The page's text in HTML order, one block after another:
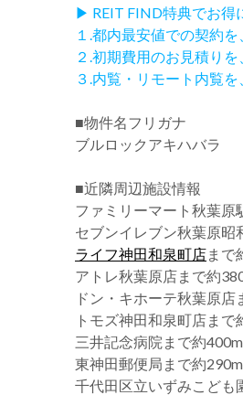
▶ REIT FIND特典でお得
１.都内最安値での契約を
２.初期費用のお見積りを
３.内覧・リモート内覧を
■物件名フリガナ
ブルロックアキハバラ
■近隣周辺施設情報
ファミリーマート秋葉原
セブンイレブン秋葉原昭
ライフ神田和泉町店まで
アトレ秋葉原店まで約
ドン・キホーテ秋葉原店
トモズ神田和泉町店まで
三井記念病院まで約400m
東神田郵便局まで約290m
千代田区立いずみこども